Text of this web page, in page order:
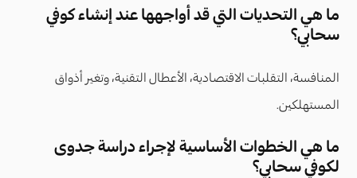
ما هي التحديات التي قد أواجهها عند إنشاء كوفي
سحابي؟
المنافسة، التقلبات الاقتصادية، الأعطال التقنية، وتغير أذواق
المستهلكين.
ما هي الخطوات الأساسية لإجراء دراسة جدوى
لكوفي سحابي؟